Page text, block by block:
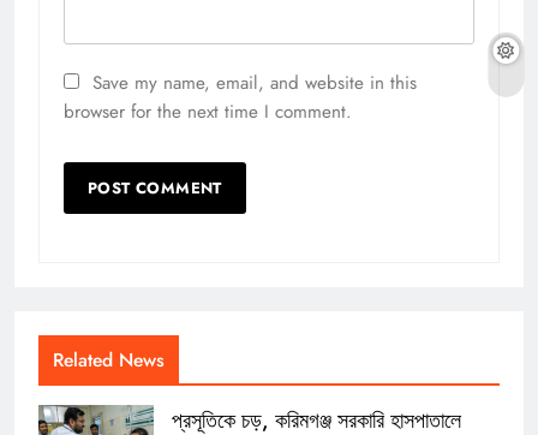
Save my name, email, and website in this
browser for the next time I comment.
Related News
প্রসূতিকে চড়, করিমগঞ্জ সরকারি হাসপাতালে